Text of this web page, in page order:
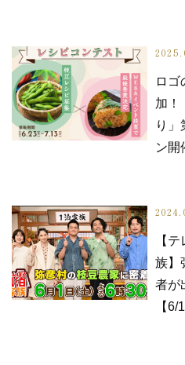
ロゴ
加！
り」
ン開
【
族】
者が
【6/